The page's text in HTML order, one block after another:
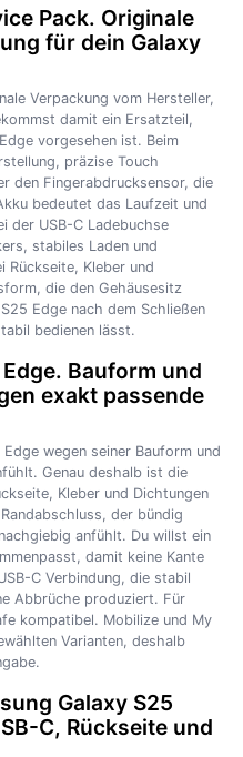
Pack. Originale
für dein Galaxy
Verpackung vom Hersteller,
damit ein Ersatzteil,
vorgesehen ist. Beim
präzise Touch
den Fingerabdrucksensor, die
bedeutet das Laufzeit und
der USB-C Ladebuchse
stabiles Laden und
Rückseite, Kleber und
die den Gehäusesitz
Edge nach dem Schließen
bedienen lässt.
Bauform und
exakt passende
wegen seiner Bauform und
Genau deshalb ist die
Kleber und Dichtungen
der bündig
anfühlt. Du willst ein
damit keine Kante
C Verbindung, die stabil
Abbrüche produziert. Für
kompatibel. Mobilize und My
Varianten, deshalb
Galaxy S25
C, Rückseite und